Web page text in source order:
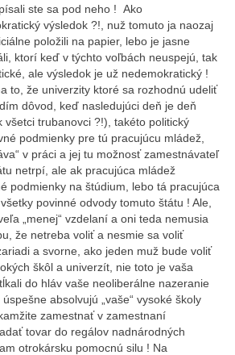
ste sa pod neho ! Ako
výsledok ?!, nuž tomuto ja naozaj
položili na papier, lebo je jasne
ktorí keď v týchto voľbách neuspejú, tak
ale výsledok je už nedemokratický !
to, že univerzity ktoré sa rozhodnú udeliť
dôvod, keď nasledujúci deň je deň
všetci trubanovci ?!), takéto politický
podmienky pre tú pracujúcu mládež,
v práci a jej tu možnosť zamestnávateľ
netrpí, ale ak pracujúca mládež
podmienky na štúdium, lebo tá pracujúca
povinné odvody tomuto štátu ! Ale,
„menej“ vzdelaní a oni teda nemusia
že netreba voliť a nesmie sa voliť
a svorne, ako jeden muž bude voliť
škôl a univerzít, nie toto je vaša
do hláv vaše neoliberálne nazeranie
absolvujú „vaše“ vysoké školy
zamestnať v zamestnaní
tovar do regálov nadnárodných
otrokársku pomocnú silu ! Na